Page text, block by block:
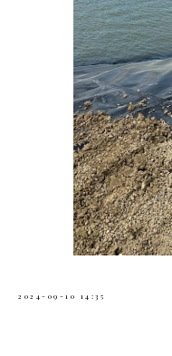
2024-09-10 14:35